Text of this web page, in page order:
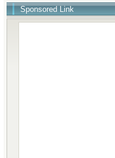
Sponsored Link